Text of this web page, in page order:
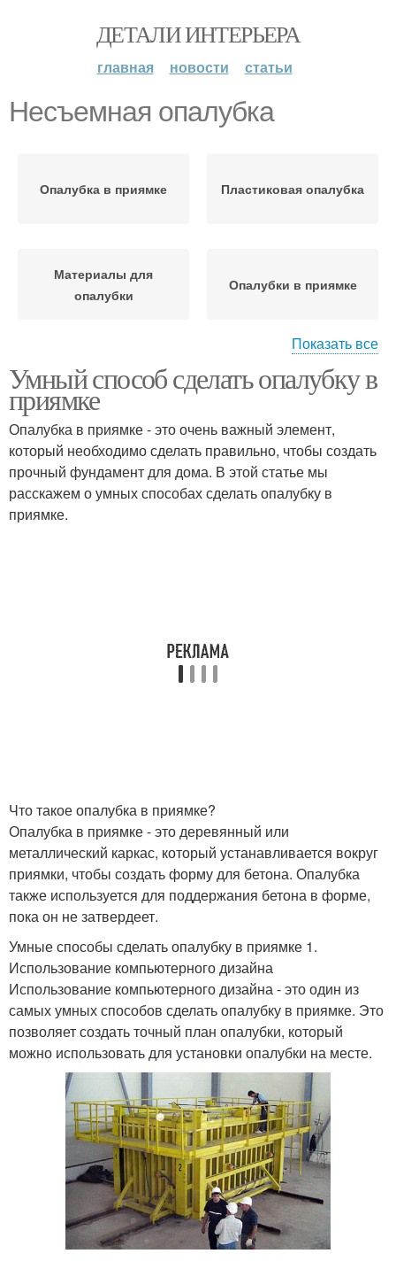
ДЕТАЛИ ИНТЕРЬЕРА
главная новости статьи
Несъемная опалубка
Опалубка в приямке Пластиковая опалубка
Материалы для
опалубки
Опалубки в приямке
Опалубка для
конкретного проекта
Опалубки во время
Опалубка из
пенополистирола
Коттеджи из несъемной
опалубки
Показать все
Умный способ сделать опалубку в
приямке
Опалубка в приямке - это очень важный элемент,
который необходимо сделать правильно, чтобы создать
прочный фундамент для дома. В этой статье мы
расскажем о умных способах сделать опалубку в
приямке.
Что такое опалубка в приямке?
Опалубка в приямке - это деревянный или
металлический каркас, который устанавливается вокруг
приямки, чтобы создать форму для бетона. Опалубка
также используется для поддержания бетона в форме,
пока он не затвердеет.
Умные способы сделать опалубку в приямке 1.
Использование компьютерного дизайна
Использование компьютерного дизайна - это один из
самых умных способов сделать опалубку в приямке. Это
позволяет создать точный план опалубки, который
можно использовать для установки опалубки на месте.